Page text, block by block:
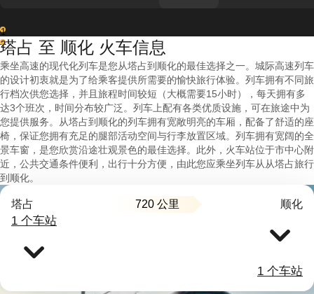
1
2
塔占 至 顺化 火车信息
乘坐高速的现代化列车是您从塔占到顺化的最佳选择之一。城际高速列车
的设计初衷就是为了给乘客提供所需要的愉快旅行体验。列车拥有不同旅
行档次供您选择，并且旅程时间较短（大概需要15小时），每天拥有多
达3个班次，时间分布较广泛。列车上配有各类优质设施，可在旅途中为
您提供服务。从塔占到顺化的列车拥有宽敞明亮的车厢，配备了舒适的座
椅，保证您拥有充足的腿部活动空间与行李放置区域。列车拥有宽阔的全
景车窗，是您欣赏沿途壮观景色的最佳选择。此外，火车站位于市中心附
近，公共交通条件便利，出行十分方便，由此您应乘坐列车从从塔占旅行
到顺化。
塔占 720 公里 顺化
1 个车站
1 个车站